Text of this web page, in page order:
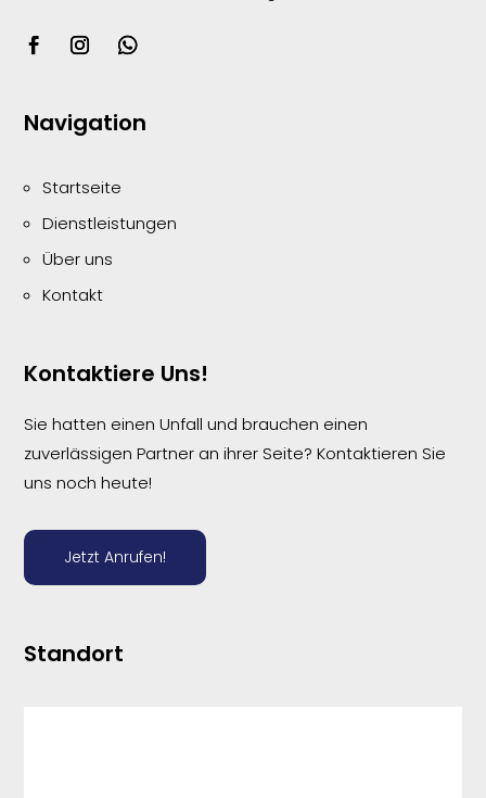
Navigation
Startseite
Dienstleistungen
Über uns
Kontakt
Kontaktiere Uns!
Sie hatten einen Unfall und brauchen einen
zuverlässigen Partner an ihrer Seite? Kontaktieren Sie
uns noch heute!
Jetzt Anrufen!
Standort